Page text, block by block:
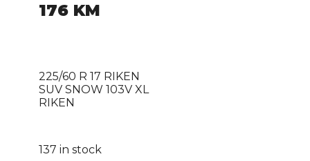
176 KM
225/60 R 17 RIKEN
SUV SNOW 103V XL
RIKEN
137 in stock